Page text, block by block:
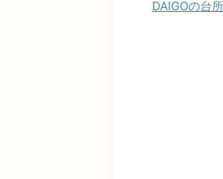
DAIGOの台所